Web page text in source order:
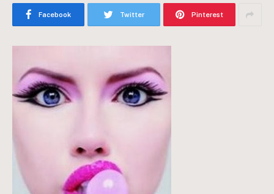
Facebook Twitter Pinterest